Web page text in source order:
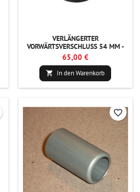
VERLÄNGERTER
VORWÄRTSVERSCHLUSS 54 MM -
AEROTECH
65,00 €
 In den Warenkorb
favorite_border